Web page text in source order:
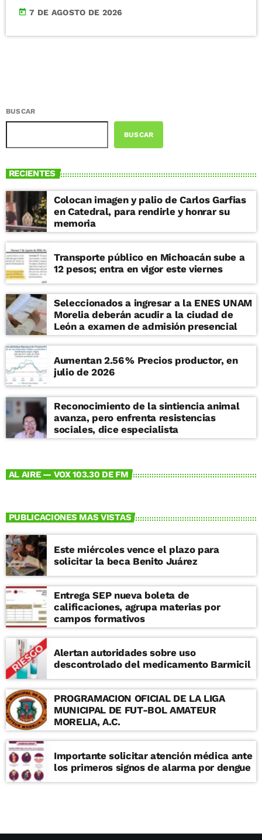
today 7 DE AGOSTO DE 2026
BUSCAR
BUSCAR
RECIENTES
Colocan imagen y palio de Carlos Garfias
en Catedral, para rendirle y honrar su
memoria
Transporte público en Michoacán sube a
12 pesos; entra en vigor este viernes
Seleccionados a ingresar a la ENES UNAM
Morelia deberán acudir a la ciudad de
León a examen de admisión presencial
Aumentan 2.56 % Precios productor, en
julio de 2026
Reconocimiento de la sintiencia animal
avanza, pero enfrenta resistencias
sociales, dice especialista
AL AIRE — VOX 103.30 DE FM
PUBLICACIONES MAS VISTAS
Este miércoles vence el plazo para
solicitar la beca Benito Juárez
Entrega SEP nueva boleta de
calificaciones, agrupa materias por
campos formativos
Alertan autoridades sobre uso
descontrolado del medicamento Barmicil
PROGRAMACION OFICIAL DE LA LIGA
MUNICIPAL DE FUT-BOL AMATEUR
MORELIA, A.C.
Importante solicitar atención médica ante
los primeros signos de alarma por dengue